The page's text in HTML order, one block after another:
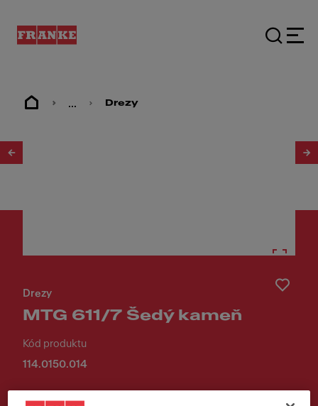
... Drezy
Drezy
MTG 611/7 Šedý kameň
Kód produktu
114.0150.014
465,00 €